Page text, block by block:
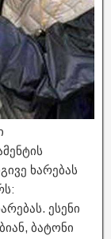
ხარებას
ესენი
ბატონი